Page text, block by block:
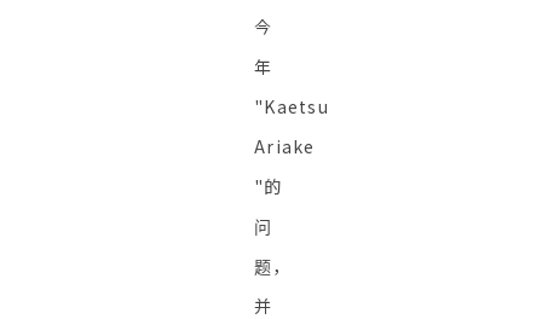
今
年
"Kaetsu
Ariake
"的
问
题，
并